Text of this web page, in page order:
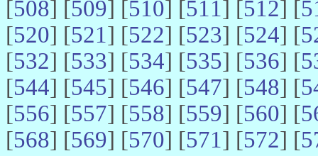
[508] [509] [510] [511] [512] [
[520] [521] [522] [523] [524] [
[532] [533] [534] [535] [536] [
[544] [545] [546] [547] [548] [
[556] [557] [558] [559] [560] [
[568] [569] [570] [571] [572] [